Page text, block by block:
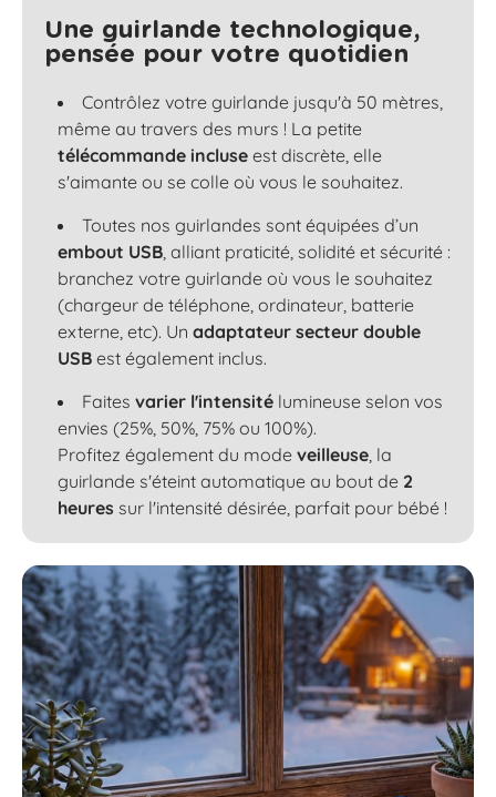
Une guirlande technologique,
pensée pour votre quotidien
Contrôlez votre guirlande jusqu'à 50 mètres,
même au travers des murs ! La petite
télécommande incluse est discrète, elle
s'aimante ou se colle où vous le souhaitez.
Toutes nos guirlandes sont équipées d’un
embout USB , alliant praticité, solidité et sécurité :
branchez votre guirlande où vous le souhaitez
(chargeur de téléphone, ordinateur, batterie
externe, etc). Un adaptateur secteur double
USB est également inclus.
Faites varier l'intensité lumineuse selon vos
envies (25%, 50%, 75% ou 100%).
Profitez également du mode veilleuse , la
guirlande s'éteint automatique au bout de 2
heures sur l'intensité désirée, parfait pour bébé !